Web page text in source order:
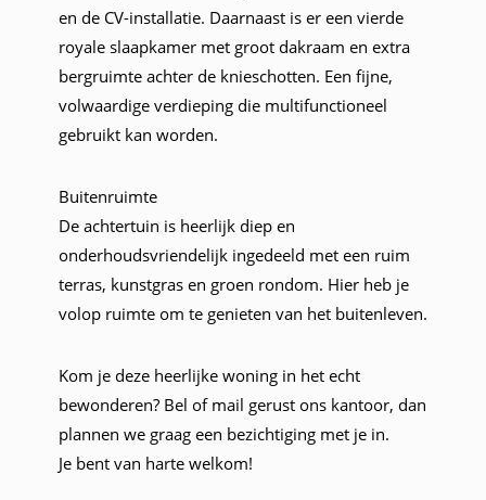
en de CV-installatie. Daarnaast is er een vierde
royale slaapkamer met groot dakraam en extra
bergruimte achter de knieschotten. Een fijne,
volwaardige verdieping die multifunctioneel
gebruikt kan worden.
Buitenruimte
De achtertuin is heerlijk diep en
onderhoudsvriendelijk ingedeeld met een ruim
terras, kunstgras en groen rondom. Hier heb je
volop ruimte om te genieten van het buitenleven.
Kom je deze heerlijke woning in het echt
bewonderen? Bel of mail gerust ons kantoor, dan
plannen we graag een bezichtiging met je in.
Je bent van harte welkom!